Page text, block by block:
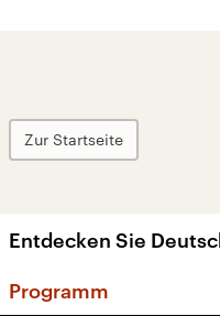
Zur Startseite
Entdecken Sie
Programm